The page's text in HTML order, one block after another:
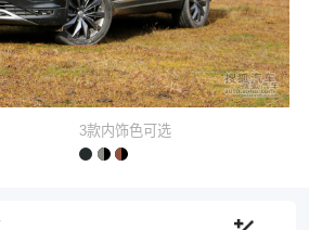
3款内饰色可选